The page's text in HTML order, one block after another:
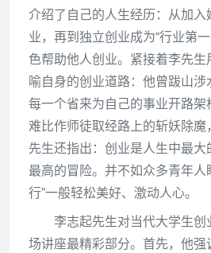
介绍了自己的人生经历：从加入
业，再到独立创业成为“行业第
色帮助他人创业。紧接着李先生
喻自身的创业道路：他曾跋山
每一个省来为自己的事业开路架
难比作师徒取经路上的斩妖除魔
先生还指出：创业是人生中最
最高的冒险。并不如众多青年人
行”一般轻松美好、激动人心。
李志起先生对当代大学生创
场讲座最精彩部分。首先，他强